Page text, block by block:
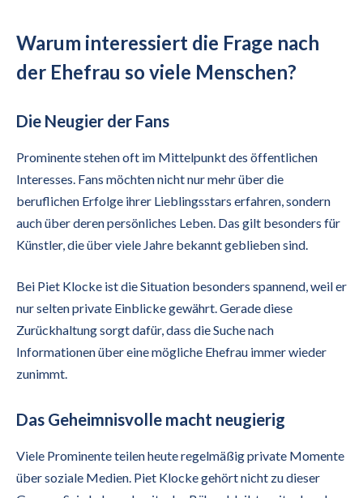
Warum interessiert die Frage nach
der Ehefrau so viele Menschen?
Die Neugier der Fans
Prominente stehen oft im Mittelpunkt des öffentlichen
Interesses. Fans möchten nicht nur mehr über die
beruflichen Erfolge ihrer Lieblingsstars erfahren, sondern
auch über deren persönliches Leben. Das gilt besonders für
Künstler, die über viele Jahre bekannt geblieben sind.
Bei Piet Klocke ist die Situation besonders spannend, weil er
nur selten private Einblicke gewährt. Gerade diese
Zurückhaltung sorgt dafür, dass die Suche nach
Informationen über eine mögliche Ehefrau immer wieder
zunimmt.
Das Geheimnisvolle macht neugierig
Viele Prominente teilen heute regelmäßig private Momente
über soziale Medien. Piet Klocke gehört nicht zu dieser